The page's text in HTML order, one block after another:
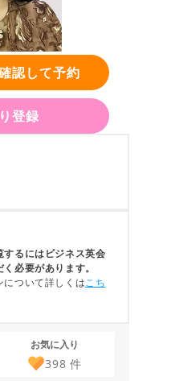
認して予約
登録
するにはビジネス英会
必要があります。
ついて詳しくはこち
お気に入り
398 件